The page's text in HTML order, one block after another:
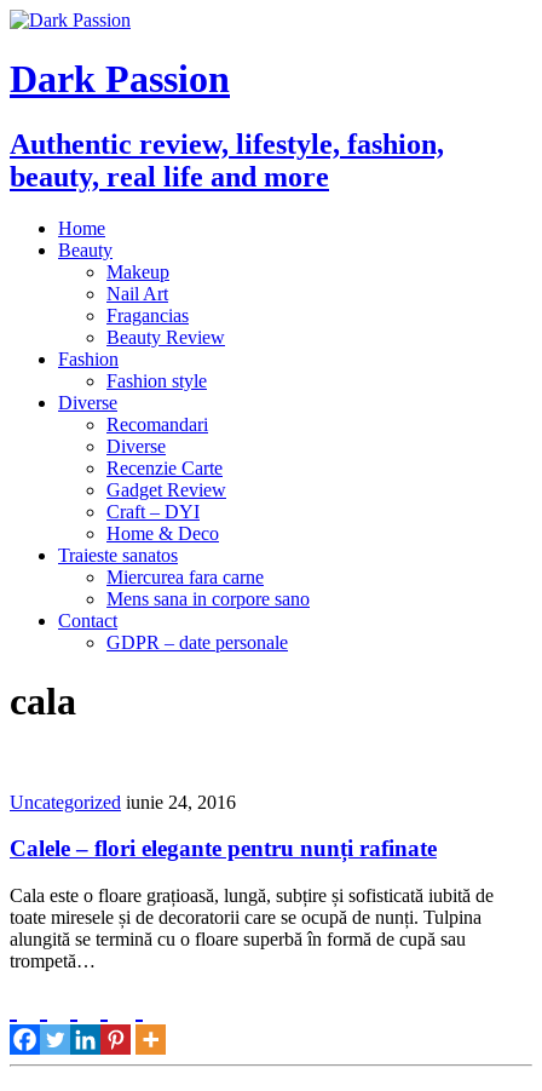
Dark Passion
Authentic review, lifestyle, fashion,
beauty, real life and more
Home
Beauty
Makeup
Nail Art
Fragancias
Beauty Review
Fashion
Fashion style
Diverse
Recomandari
Diverse
Recenzie Carte
Gadget Review
Craft – DYI
Home & Deco
Traieste sanatos
Miercurea fara carne
Mens sana in corpore sano
Contact
GDPR – date personale
cala
Uncategorized iunie 24, 2016
Calele – flori elegante pentru nunți rafinate
Cala este o floare grațioasă, lungă, subțire și sofisticată iubită de
toate miresele și de decoratorii care se ocupă de nunți. Tulpina
alungită se termină cu o floare superbă în formă de cupă sau
trompetă…